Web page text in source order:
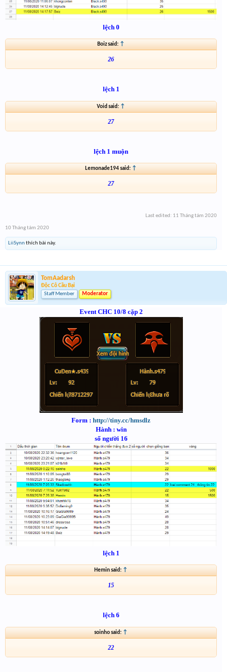
lệch 0
Boiz said: ↑
26
lệch 1
Void said: ↑
27
lệch 1 muộn
Lemonade194 said: ↑
27
Last edited: 11 Tháng tám 2020
10 Tháng tám 2020
LiiSynnthích bài này.
TomAadarsh
Độc Cô Cầu Bại
Staff Member
Moderator
Event CHC 10/8 cặp 2
Form : http://tiny.cc/hmsdlz
Hành : win
số người 16
lệch 1
Hemin said: ↑
15
lệch 6
soinho said: ↑
22